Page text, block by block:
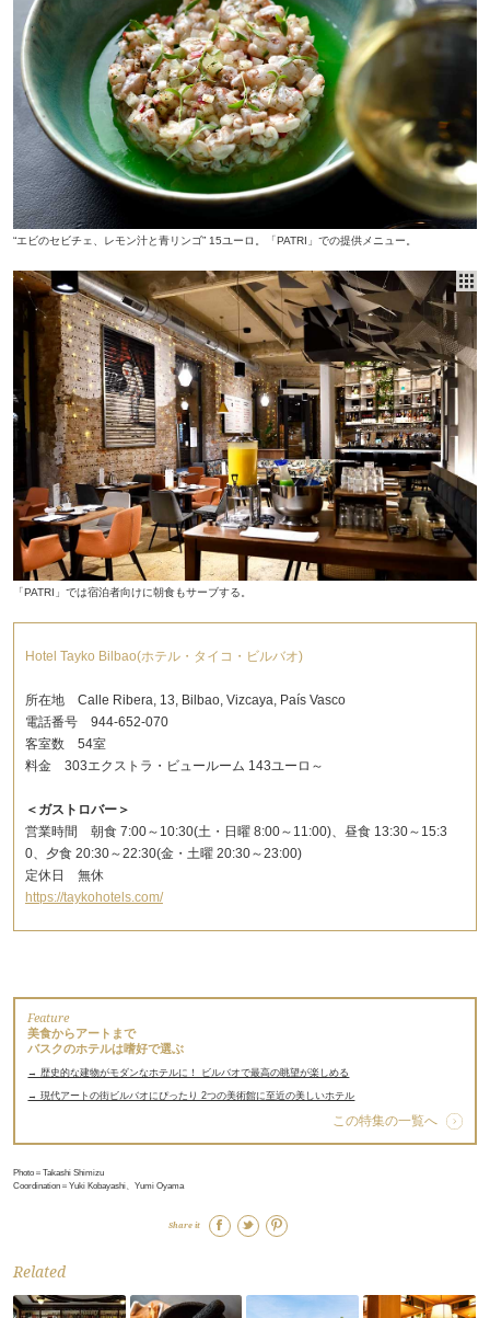
“エビのセビチェ、レモン汁と青リンゴ” 15ユーロ。「PATRI」での提供メニュー。
「PATRI」では宿泊者向けに朝食もサーブする。
Hotel Tayko Bilbao(ホテル・タイコ・ビルバオ)
所在地 Calle Ribera, 13, Bilbao, Vizcaya, País Vasco
電話番号 944-652-070
客室数 54室
料金 303エクストラ・ビュールーム 143ユーロ～
＜ガストロバー＞
営業時間 朝食 7:00～10:30(土・日曜 8:00～11:00)、昼食 13:30～15:3
0、夕食 20:30～22:30(金・土曜 20:30～23:00)
定休日 無休
https://taykohotels.com/
Feature
美食からアートまで
バスクのホテルは嗜好で選ぶ
→ 歴史的な建物がモダンなホテルに！ ビルバオで最高の眺望が楽しめる
→ 現代アートの街ビルバオにぴったり 2つの美術館に至近の美しいホテル
この特集の一覧へ
Photo＝Takashi Shimizu
Coordination＝Yuki Kobayashi、Yumi Oyama
Share it
Related